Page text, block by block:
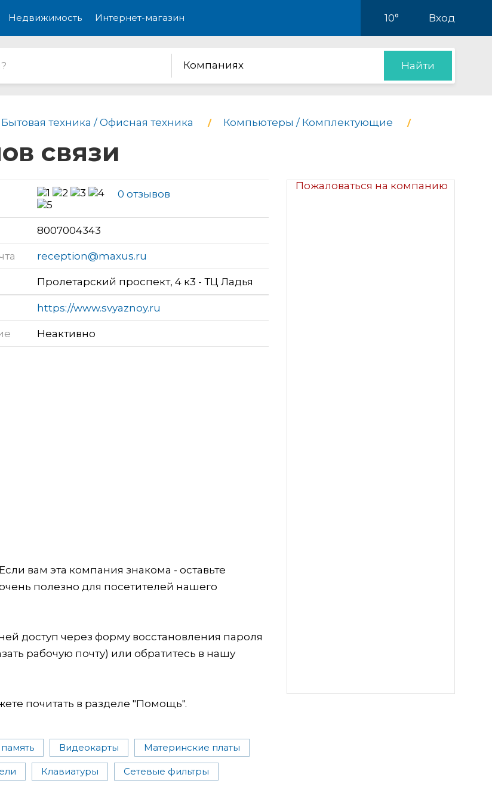
Недвижимость Интернет-магазин 10° Вход
Компаниях Найти
техника / Офисная техника Компьютеры / Комплектующие
связи
Пожаловаться на компанию
0 отзывов
8007004343
reception@maxus.ru
Пролетарский проспект, 4 к3 - ТЦ Ладья
https://www.svyaznoy.ru
Неактивно
вам эта компания знакома - оставьте
очень полезно для посетителей нашего
доступ через форму восстановления пароля
рабочую почту) или обратитесь в нашу
почитать в разделе "Помощь".
Видеокарты Материнские платы
Клавиатуры Сетевые фильтры